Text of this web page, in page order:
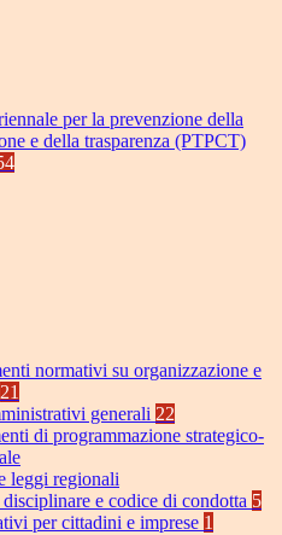
per la prevenzione della
e della trasparenza (PTPCT)
normativi su organizzazione e
21
generali 22
di programmazione strategico-
leggi regionali
e codice di condotta 5
per cittadini e imprese 1